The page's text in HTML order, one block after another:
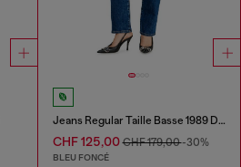
Jeans Regular Taille Basse 1989 D-Mine
CHF 125,00CHF 179,00-30%
BLEU FONCÉ